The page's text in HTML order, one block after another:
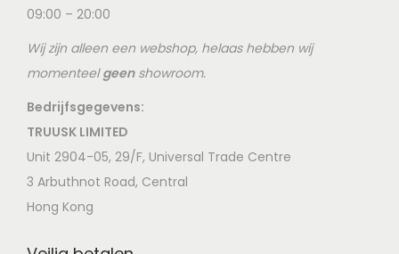
09:00 – 20:00
Wij zijn alleen een webshop, helaas hebben wij
momenteelgeenshowroom.
Bedrijfsgegevens:
TRUUSK LIMITED
Unit 2904-05, 29/F, Universal Trade Centre
3 Arbuthnot Road, Central
Hong Kong